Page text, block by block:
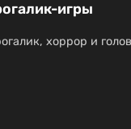
игры
хоррор и